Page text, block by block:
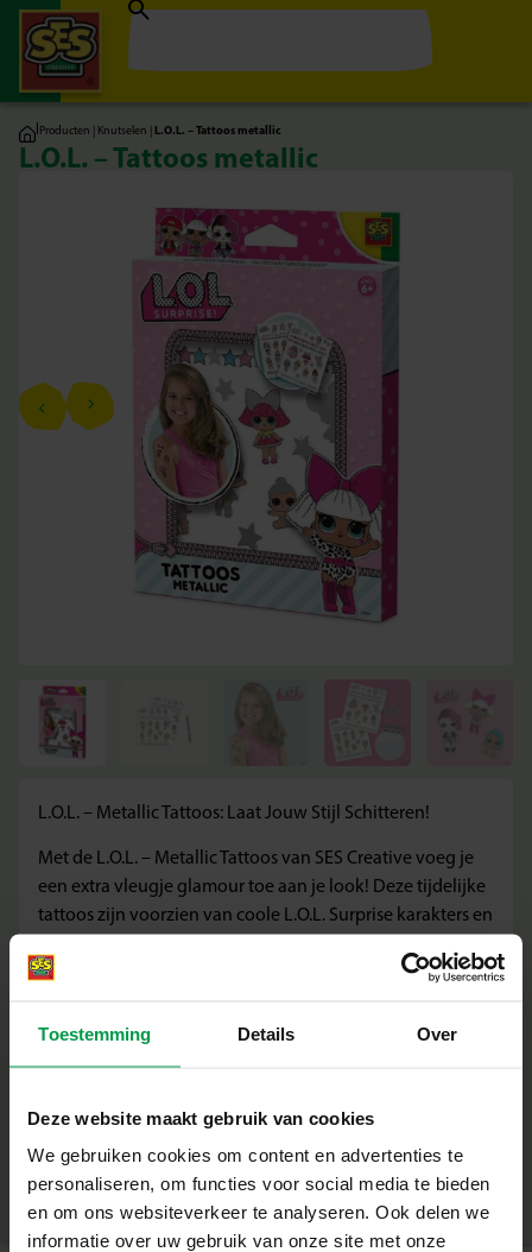
Toestemming Details Over
Deze website maakt gebruik van cookies
We gebruiken cookies om content en advertenties te
personaliseren, om functies voor social media te bieden
en om ons websiteverkeer te analyseren. Ook delen we
informatie over uw gebruik van onze site met onze
|Producten | Knutselen | L.O.L. – Tattoos metallic
L.O.L. – Tattoos metallic
L.O.L. – Metallic Tattoos: Laat Jouw Stijl Schitteren!
Met de L.O.L. – Metallic Tattoos van SES Creative voeg je
een extra vleugje glamour toe aan je look! Deze tijdelijke
tattoos zijn voorzien van coole L.O.L. Surprise karakters en
vanaf 6 jaar die houden van mode, glitter en het laten
Wat deze set geweldig maakt
Metallic afwerking voor een luxe, glinsterende uitstraling
Eenvoudig aan te brengen en weer te verwijderen
Veilig voor de huid – ideaal voor jonge modefans
Perfect voor feestjes, verkleedmomenten of gewoon voor
de fun
Productnummer|
14192
Deel dit product